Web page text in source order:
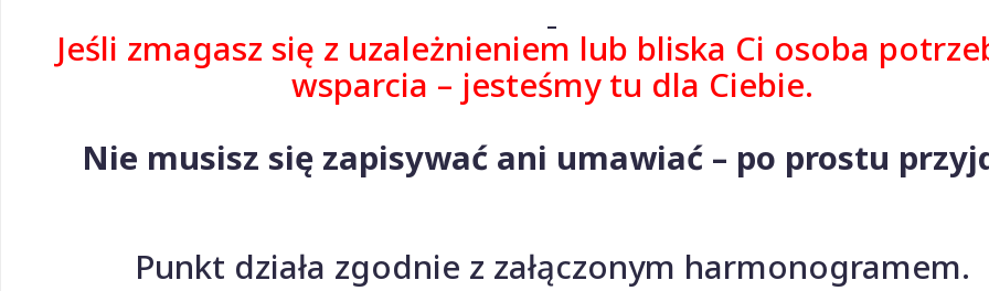
Jeśli zmagasz się z uzależnieniem lub bliska Ci osoba
wsparcia – jesteśmy tu dla Ciebie.
Nie musisz się zapisywać ani umawiać – po prostu
Punkt działa zgodnie z załączonym harmonogramem.